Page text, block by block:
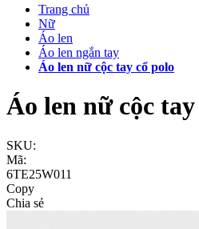
Trang chủ
Nữ
Áo len
Áo len ngắn tay
Áo len nữ cộc tay cổ polo
Áo len nữ cộc
SKU:
Mã:
6TE25W011
Copy
Chia sẻ